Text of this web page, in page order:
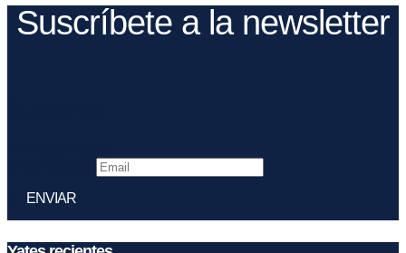
Suscríbete a la newsletter